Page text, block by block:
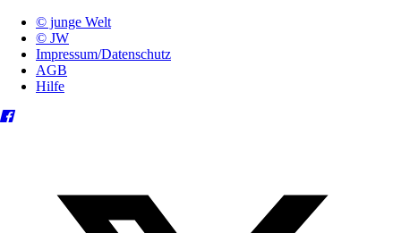
© junge Welt
© JW
Impressum/Datenschutz
AGB
Hilfe